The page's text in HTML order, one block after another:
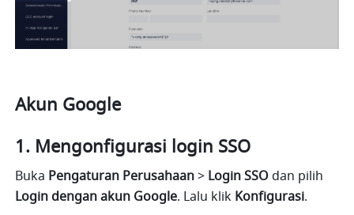
Akun Google
Mengonfigurasi login SSO
Buka Pengaturan Perusahaan > Login SSO
Login dengan akun Google. Lalu klik Konfigurasi.